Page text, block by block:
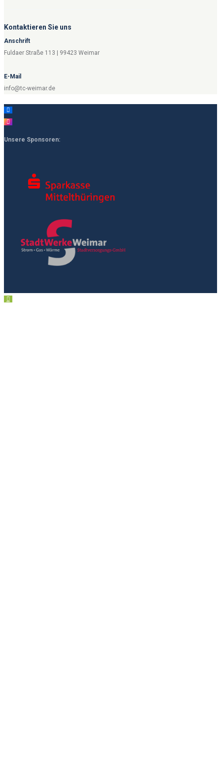
Kontaktieren Sie uns
Anschrift
Fuldaer Straße 113 | 99423 Weimar
E-Mail
info@tc-weimar.de
Unsere Sponsoren: